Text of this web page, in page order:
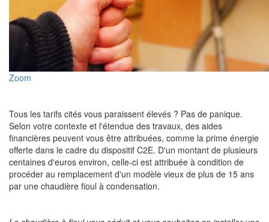
Zoom
Tous les tarifs cités vous paraissent élevés ? Pas de panique.
Selon votre contexte et l'étendue des travaux, des aides
financières peuvent vous être attribuées, comme la prime énergie
offerte dans le cadre du dispositif C2E. D'un montant de plusieurs
centaines d'euros environ, celle-ci est attribuée à condition de
procéder au remplacement d'un modèle vieux de plus de 15 ans
par une chaudière fioul à condensation.